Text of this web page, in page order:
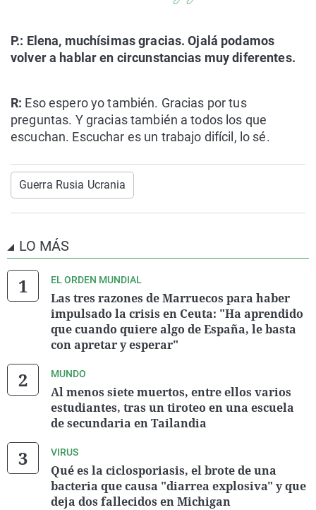
P.: Elena, muchísimas gracias. Ojalá podamos
volver a hablar en circunstancias muy diferentes.
R: Eso espero yo también. Gracias por tus
preguntas. Y gracias también a todos los que
escuchan. Escuchar es un trabajo difícil, lo sé.
Guerra Rusia Ucrania
LO MÁS
EL ORDEN MUNDIAL
Las tres razones de Marruecos para haber
impulsado la crisis en Ceuta: "Ha aprendido
que cuando quiere algo de España, le basta
con apretar y esperar"
MUNDO
Al menos siete muertos, entre ellos varios
estudiantes, tras un tiroteo en una escuela
de secundaria en Tailandia
VIRUS
Qué es la ciclosporiasis, el brote de una
bacteria que causa "diarrea explosiva" y que
deja dos fallecidos en Michigan